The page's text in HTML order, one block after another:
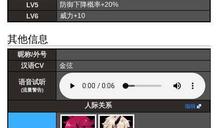
LV5
防御下降概率+20%
LV6
威力+10
其他信息
昵称/外号
汉语CV
金弦
语音试听
(流量警告)
人际关系 编辑